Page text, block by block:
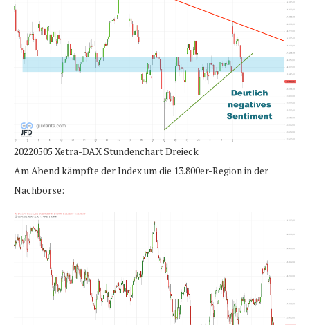
20220505 Xetra-DAX Stundenchart Dreieck
Am Abend kämpfte der Index um die 13.800er-Region in der
Nachbörse: